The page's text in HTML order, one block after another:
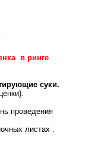
в ринге
суки.
проведения
листах .